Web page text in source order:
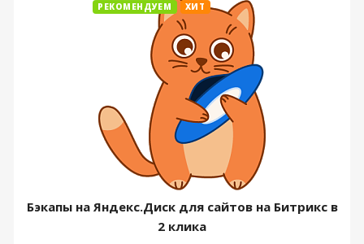
РЕКОМЕНДУЕМ ХИТ
Бэкапы на Яндекс.Диск для сайтов на Битрикс в
2 клика